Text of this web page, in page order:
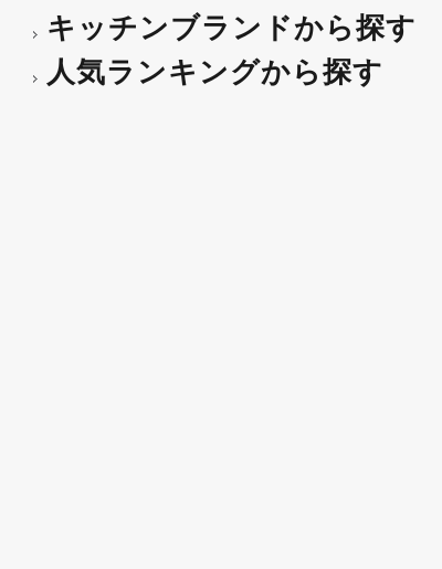
キッチンブランドから探す
人気ランキングから探す
LEDキャンドル